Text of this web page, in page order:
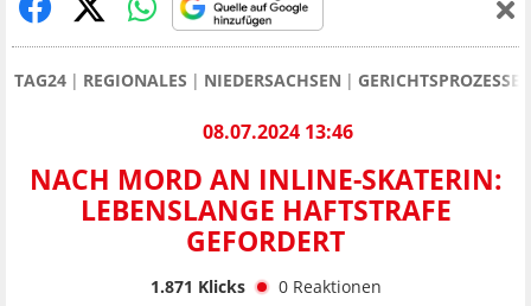
TAG24 REGIONALES NIEDERSACHSEN
08.07.2024 13:46
NACH MORD AN INLINE-SKATERIN:
LEBENSLANGE HAFTSTRAFE
GEFORDERT
1.871 Klicks 0 Reaktionen